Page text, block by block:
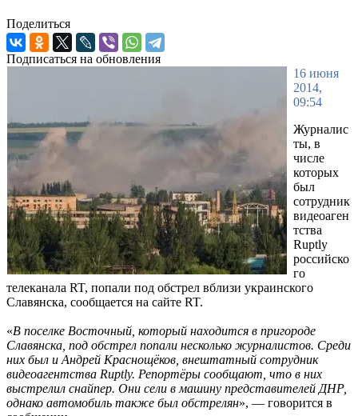
Поделиться
Подписаться на обновления
16 июня
2014,
09:54
Журналис
ты, в
числе
которых
был
сотрудник
видеоаген
тства
Ruptly
российско
го
телеканала RT, попали под обстрел вблизи украинского
Славянска, сообщается на сайте RT.
«В поселке Восточный, который находится в пригороде
Славянска, под обстрел попали несколько журналистов. Среди
них был и Андрей Краснощёков, внештатный сотрудник
видеоагентства Ruptly. Репортёры сообщают, что в них
выстрелил снайпер. Они сели в машину представителей ДНР,
однако автомобиль также был обстрелян», — говорится в